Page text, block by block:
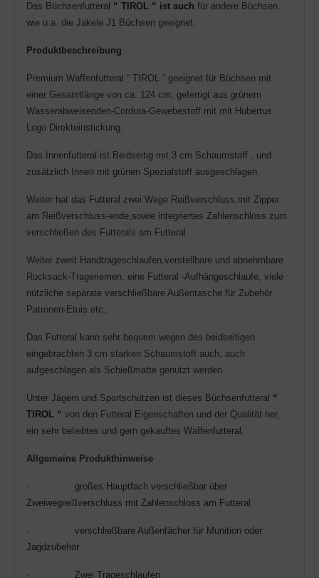
Das Büchsenfutteral “ TIROL “ ist auch für andere Büchsen
wie u.a. die Jakele J1 Büchsen geeignet.
Produktbeschreibung
Premium Waffenfutteral “ TIROL “ geeignet für Büchsen mit
einer Gesamtlänge von ca. 124 cm, gefertigt aus grünem
Wasserabweisenden-Cordura-Gewebestoff mit mit Hubertus
Logo Direkteinstickung.
Das Innenfutteral ist Beidseitig mit 3 cm Schaumstoff , und
zusätzlich Innen mit grünen Spezialstoff ausgeschlagen.
Weiter hat das Futteral zwei Wege Reißverschluss,mit Zipper
am Reißverschluss-ende,sowie integriertes Zahlenschloss zum
verschließen des Futterals am Futteral.
Weiter zweit Handtrageschlaufen,verstellbare und abnehmbare
Rucksack-Trageriemen, eine Futteral -Aufhängeschlaufe, viele
nützliche separate verschließbare Außentasche für Zubehör
Patronen-Etuis etc..
Das Futteral kann sehr bequem wegen des beidseitigen
eingebrachten 3 cm starken Schaumstoff auch, auch
aufgeschlagen als Schießmatte genutzt werden
Unter Jägern und Sportschützen ist dieses Büchsenfutteral “
TIROL “ von den Futteral Eigenschaften und der Qualität her,
ein sehr beliebtes und gern gekauftes Waffenfutteral.
Allgemeine Produkthinweise
·
großes Hauptfach verschließbar über
Zweiwegreißverschluss mit Zahlenschloss am Futteral
· verschließbare Außenfächer für Munition oder
Jagdzubehör
· Zwei Trageschlaufen